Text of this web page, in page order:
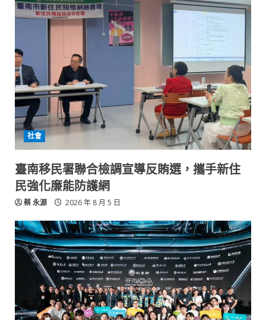
社會
臺南移民署聯合檢調宣導反賄選，攜手新住
民強化廉能防護網
蔡 永源 2026 年 8 月 5 日